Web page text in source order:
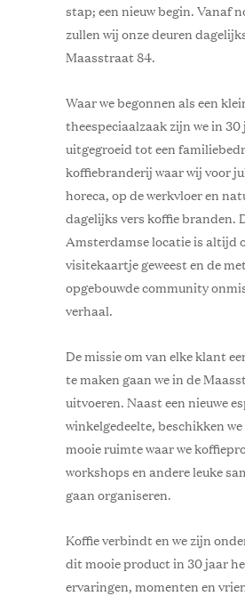
stap; een nieuw begin. Vanaf
zullen wij onze deuren
Maasstraat 84.
Waar we begonnen als een
theespeciaalzaak zijn we in 30
uitgegroeid tot een
koffiebranderij waar wij voor
horeca, op de werkvloer en
dagelijks vers koffie branden.
Amsterdamse locatie is altijd
visitekaartje geweest en de
opgebouwde community
verhaal.
De missie om van elke klant
te maken gaan we in de
uitvoeren. Naast een nieuwe
winkelgedeelte, beschikken we
mooie ruimte waar we
workshops en andere leuke
gaan organiseren.
Koffie verbindt en we zijn
dit mooie product in 30 jaar
ervaringen, momenten en